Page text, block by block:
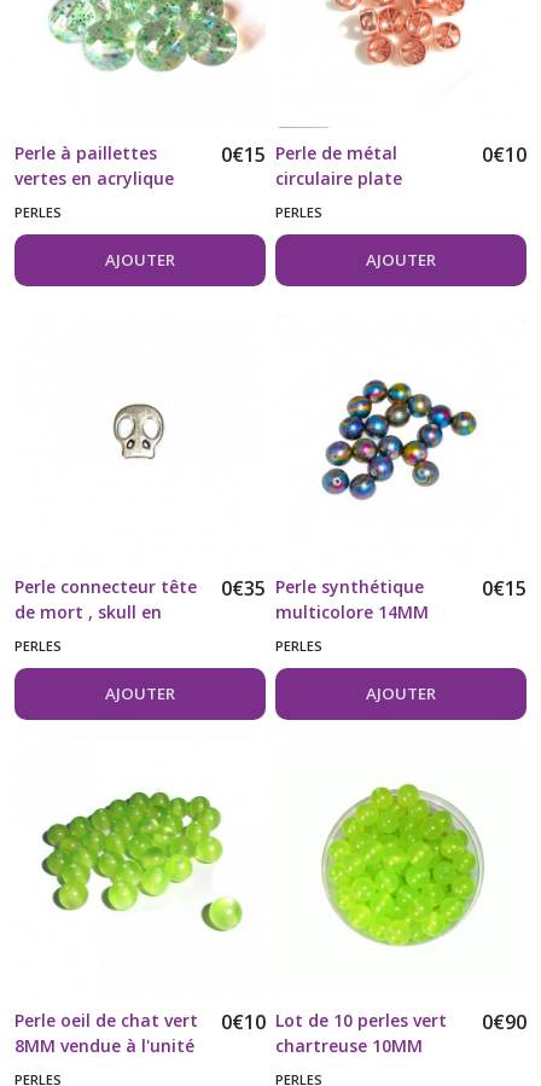
Perle à paillettes
vertes en acrylique
transparente vendue
à l'unité
0€15
PERLES
AJOUTER
Perle de métal
circulaire plate
Symbole de paix
couleur or rose
0€10
PERLES
AJOUTER
Perle connecteur tête
de mort , skull en
métal vendue à l'unité
0€35
PERLES
AJOUTER
Perle synthétique
multicolore 14MM
vendue à l'unité
0€15
PERLES
AJOUTER
Perle oeil de chat vert
8MM vendue à l'unité
0€10
PERLES
Lot de 10 perles vert
chartreuse 10MM
0€90
PERLES